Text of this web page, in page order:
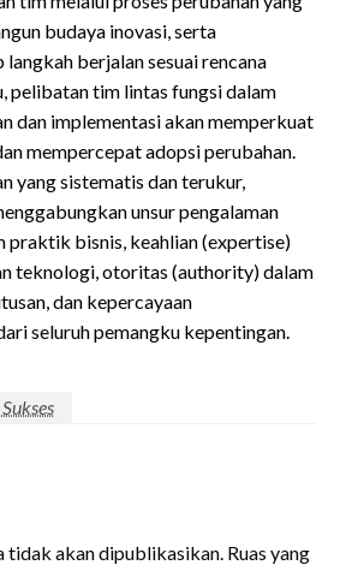
budaya inovasi, serta
berjalan sesuai rencana
pelibatan tim lintas fungsi dalam
dan implementasi akan memperkuat
mempercepat adopsi perubahan.
yang sistematis dan terukur,
unsur pengalaman
praktik bisnis, keahlian (expertise)
teknologi, otoritas (authority) dalam
dan kepercayaan
seluruh pemangku kepentingan.
tidak akan dipublikasikan. Ruas yang